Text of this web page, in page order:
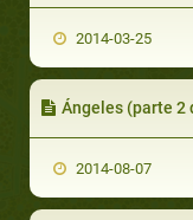
2014-03-25
Ángeles (parte 2
2014-08-07